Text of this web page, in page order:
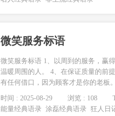
微笑服务标语
微笑服务标语 1、以周到的服务，赢
温暖周围的人。 4、在保证质量的前
有任何借口，因为顾客才是你的老板
时间 : 2025-08-29 浏览 : 108
能量经典语录 涂磊经典语录 狂人日